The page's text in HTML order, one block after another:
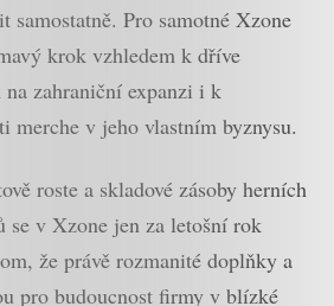
samostatně. Pro samotné Xzone
krok vzhledem k dříve
zahraniční expanzi i k
merche v jeho vlastním byznysu.
roste a skladové zásoby herních
v Xzone jen za letošní rok
že právě rozmanité doplňky a
pro budoucnost firmy v blízké